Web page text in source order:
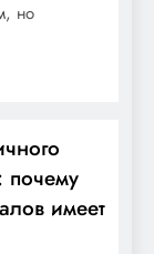
но
почему
имеет